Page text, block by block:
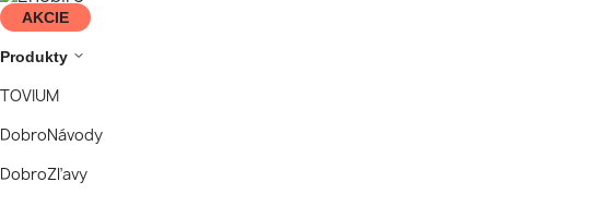
AKCIE
Produkty
TOVIUM
DobroNávody
DobroZľavy